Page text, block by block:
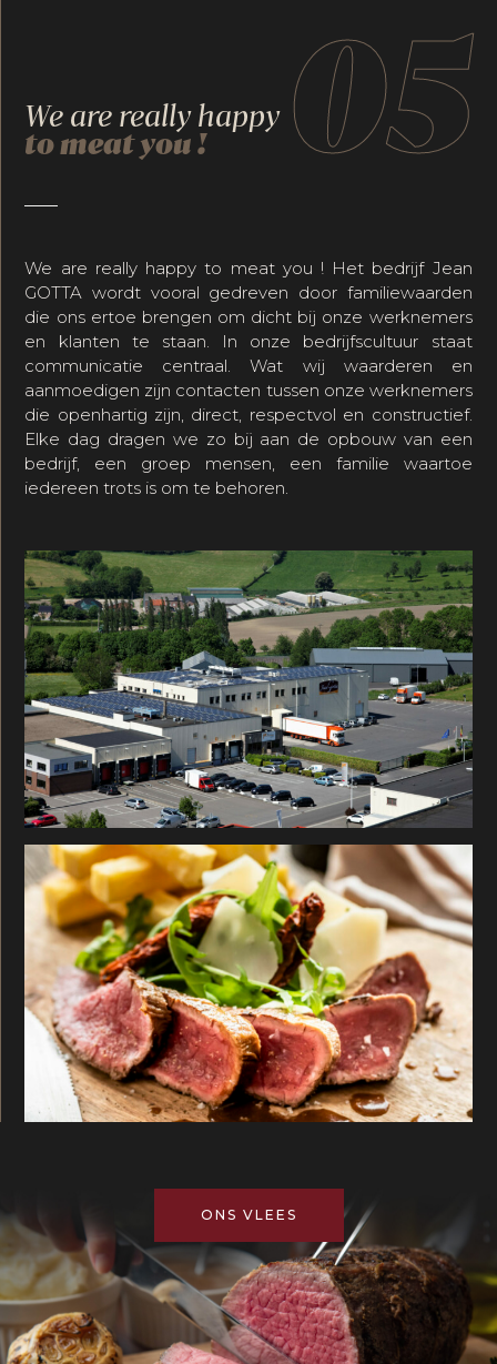
05
We are really happy
to meat you !
We are really happy to meat you ! Het bedrijf Jean
GOTTA wordt vooral gedreven door familiewaarden
die ons ertoe brengen om dicht bij onze werknemers
en klanten te staan. In onze bedrijfscultuur staat
communicatie centraal. Wat wij waarderen en
aanmoedigen zijn contacten tussen onze werknemers
die openhartig zijn, direct, respectvol en constructief.
Elke dag dragen we zo bij aan de opbouw van een
bedrijf, een groep mensen, een familie waartoe
iedereen trots is om te behoren.
ONS VLEES